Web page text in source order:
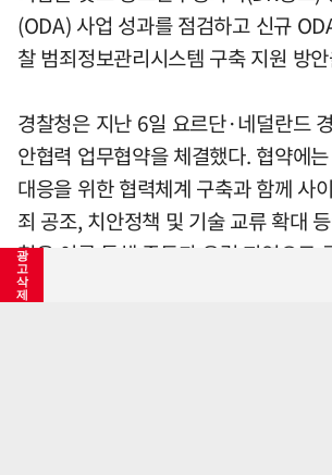
(ODA) 사업 성과를 점검하고 신규
찰 범죄정보관리시스템 구축 지원 방
경찰청은 지난 6일 요르단·네덜란드
안협력 업무협약을 체결했다. 협약에
대응을 위한 협력체계 구축과 함께 사
죄 공조, 치안정책 및 기술 교류 확대
청은 이를 통해 중동과 유럽 지역으로
반을 확대한다는 계획이다.
광
고
삭
제